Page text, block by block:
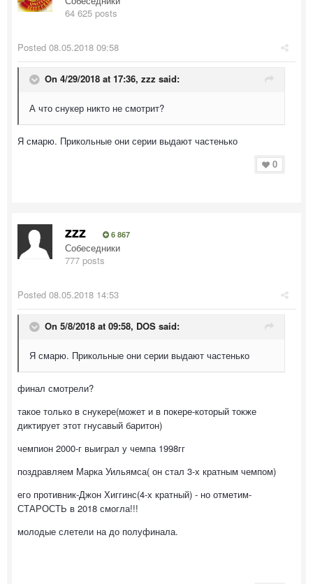
64 625 posts
Posted 08.05.2018 09:58
On 4/29/2018 at 17:36, zzz said:
А что снукер никто не смотрит?
Я смарю. Прикольные они серии выдают частенько
0
zzz 6 867
Собеседники
777 posts
Posted 08.05.2018 14:53
On 5/8/2018 at 09:58, DOS said:
Я смарю. Прикольные они серии выдают частенько
финал смотрели?
такое только в снукере(может и в покере-который токже
диктирует этот гнусавый баритон)
чемпион 2000-г выиграл у чемпа 1998гг
поздравляем Марка Уильямса( он стал 3-х кратным чемпом)
его противник-Джон Хиггинс(4-х кратный) - но отметим-
СТАРОСТЬ в 2018 смогла!!!
молодые слетели на до полуфинала.